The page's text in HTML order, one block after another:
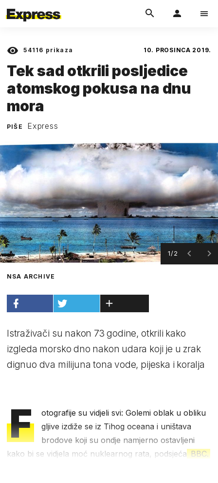
54116 prikaza 10. PROSINCA 2019.
Tek sad otkrili posljedice
atomskog pokusa na dnu
mora
PIŠE Express
1/2
NSA ARCHIVE
Istraživači su nakon 73 godine, otkrili kako
izgleda morsko dno nakon udara koji je u zrak
dignuo dva milijuna tona vode, pijeska i koralja
F
otografije su vidjeli svi: Golemi oblak u obliku
gljive izdiže se iz Tihog oceana i uništava
brodove koji su ondje namjerno ostavljeni
kako bi se vidjela moć nuklearnog rata, podsjeća BBC.